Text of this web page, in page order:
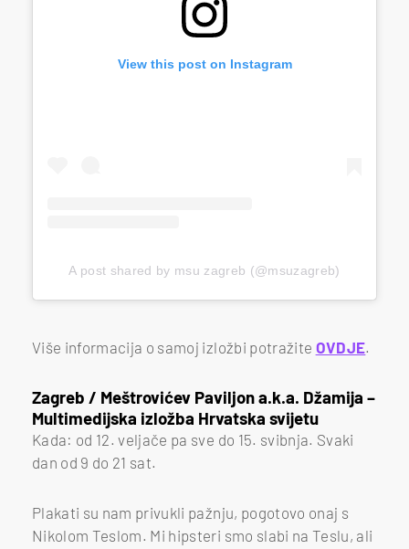
View this post on Instagram
A post shared by msu zagreb (@msuzagreb)
Više informacija o samoj izložbi potražite OVDJE.
Zagreb / Meštrovićev Paviljon a.k.a. Džamija –
Multimedijska izložba Hrvatska svijetu
Kada: od 12. veljače pa sve do 15. svibnja. Svaki
dan od 9 do 21 sat.
Plakati su nam privukli pažnju, pogotovo onaj s
Nikolom Teslom. Mi hipsteri smo slabi na Teslu, ali